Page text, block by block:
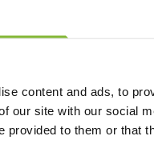
content and ads, to
our site with our social
provided to them or that
schach standard